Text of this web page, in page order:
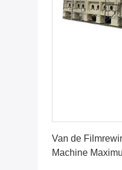
Van de
Machine